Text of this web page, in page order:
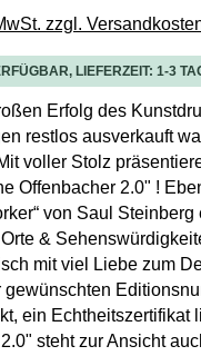
zzgl.
LIEFERZEIT: 1-3
Erfolg des
restlos ausverkauft
voller Stolz
Offenbacher 2.0" !
von Saul
&
mit viel Liebe zum
gewünschten
ein Echtheitszertifikat
steht zur Ansicht